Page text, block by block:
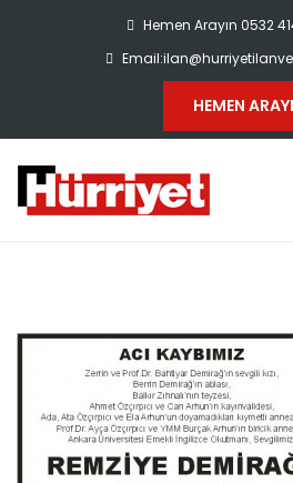
Hemen Arayın 0532
HEMEN